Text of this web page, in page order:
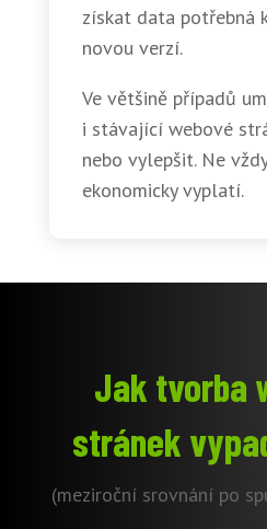
získat data potřebná
novou verzí.
Ve většině případů
i stávající webové
nebo vylepšit. Ne
ekonomicky vyplatí.
Jak tvorba
stránek
(meziroční srovnání po